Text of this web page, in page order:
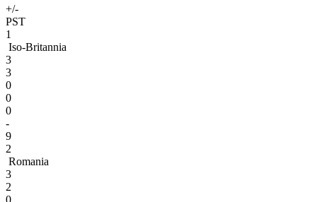
+/-
PST
1
Iso-Britannia
3
3
0
0
0
-
9
2
Romania
3
2
0